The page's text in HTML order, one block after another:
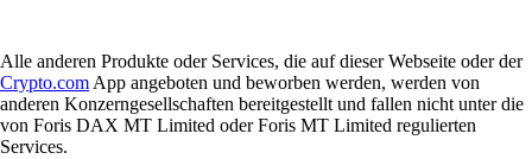
Alle anderen Produkte oder Services, die auf dieser Webseite oder der
Crypto.com App angeboten und beworben werden, werden von
anderen Konzerngesellschaften bereitgestellt und fallen nicht unter die
von Foris DAX MT Limited oder Foris MT Limited regulierten
Services.